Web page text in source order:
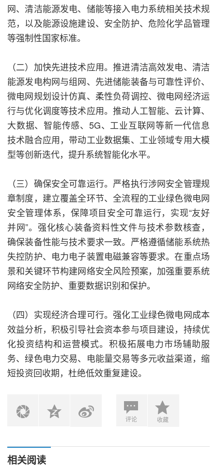
网、清洁能源发电、储能等接入电力系统相关技术规
范，以及能源设施建设、安全防护、危险化学品管理
等强制性国家标准。
（二）加快先进技术应用。推进清洁高效发电、清洁
能源发电构网与组网、先进储能装备与可靠性评价、
微电网规划设计仿真、柔性负荷调控、微电网经济运
行与优化调度等技术应用。推动人工智能、云计算、
大数据、智能传感、5G、工业互联网等新一代信息
技术融合应用，带动工业数据集、工业领域专用大模
型等创新迭代，提升系统智能化水平。
（三）确保安全可靠运行。严格执行涉网安全管理规
章制度，建立覆盖全环节、全流程的工业绿色微电网
安全管理体系，保障项目安全可靠运行，实现“友好
并网”。强化核心装备资料性文件与技术参数核查，
确保装备性能与技术要求一致。严格遵循储能系统热
失控防护、电力电子装置电磁兼容等要求。在重点场
景和关键环节构建网络安全风险预案，加强重要系统
网络安全防护、重要数据识别和保护。
（四）实现经济合理可行。强化工业绿色微电网成本
效益分析，积极引导社会资本参与项目建设，持续优
化投资结构和运营模式。积极拓展电力市场辅助服
务、绿色电力交易、电能量交易等多元收益渠道，缩
短投资回收期，杜绝低效重复建设。
评论 收藏
相关阅读